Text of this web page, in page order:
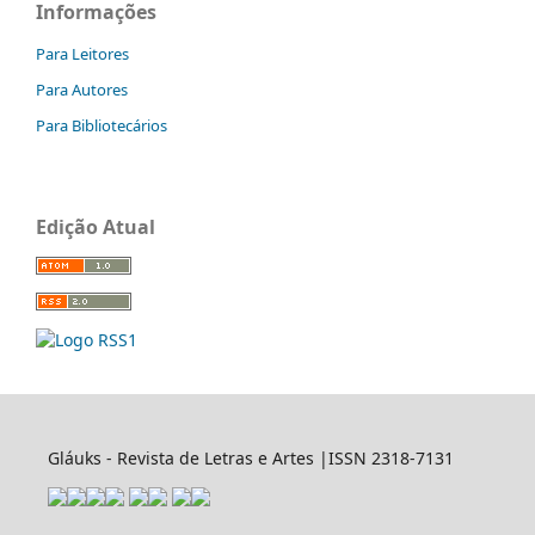
Informações
Para Leitores
Para Autores
Para Bibliotecários
Edição Atual
Gláuks - Revista de Letras e Artes |ISSN 2318-7131